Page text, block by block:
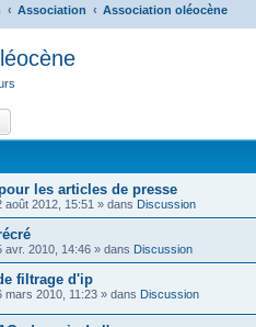
Association Association oléocène
les articles de presse
août 2012, 15:51 » dans Discussion
avr. 2010, 14:46 » dans Discussion
filtrage d'ip
mars 2010, 11:23 » dans Discussion